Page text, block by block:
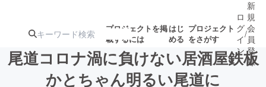
プロジェクトを掲
載するには
はじ
める
プロジェクト
をさがす
ロ
グ
イ
ン
/
新
規
会
員
登
録
尾道コロナ渦に負けない居酒屋鉄板
かとちゃん明るい尾道に